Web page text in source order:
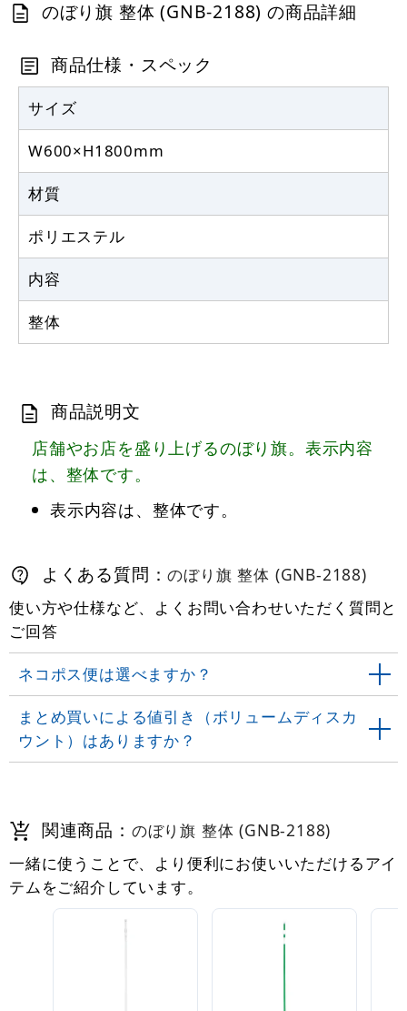
カゴへ
のぼり旗 整体 (GNB-2188) の商品詳細
商品仕様・スペック
サイズ
W600×H1800mm
材質
ポリエステル
内容
整体
商品説明文
店舗やお店を盛り上げるのぼり旗。表示内容
は、整体です。
表示内容は、整体です。
よくある質問：のぼり旗 整体 (GNB-2188)
使い方や仕様など、よくお問い合わせいただく質問と
ご回答
ネコポス便は選べますか？
まとめ買いによる値引き（ボリュームディスカ
ウント）はありますか？
関連商品： のぼり旗 整体 (GNB-2188)
一緒に使うことで、より便利にお使いいただけるアイ
テムをご紹介しています。